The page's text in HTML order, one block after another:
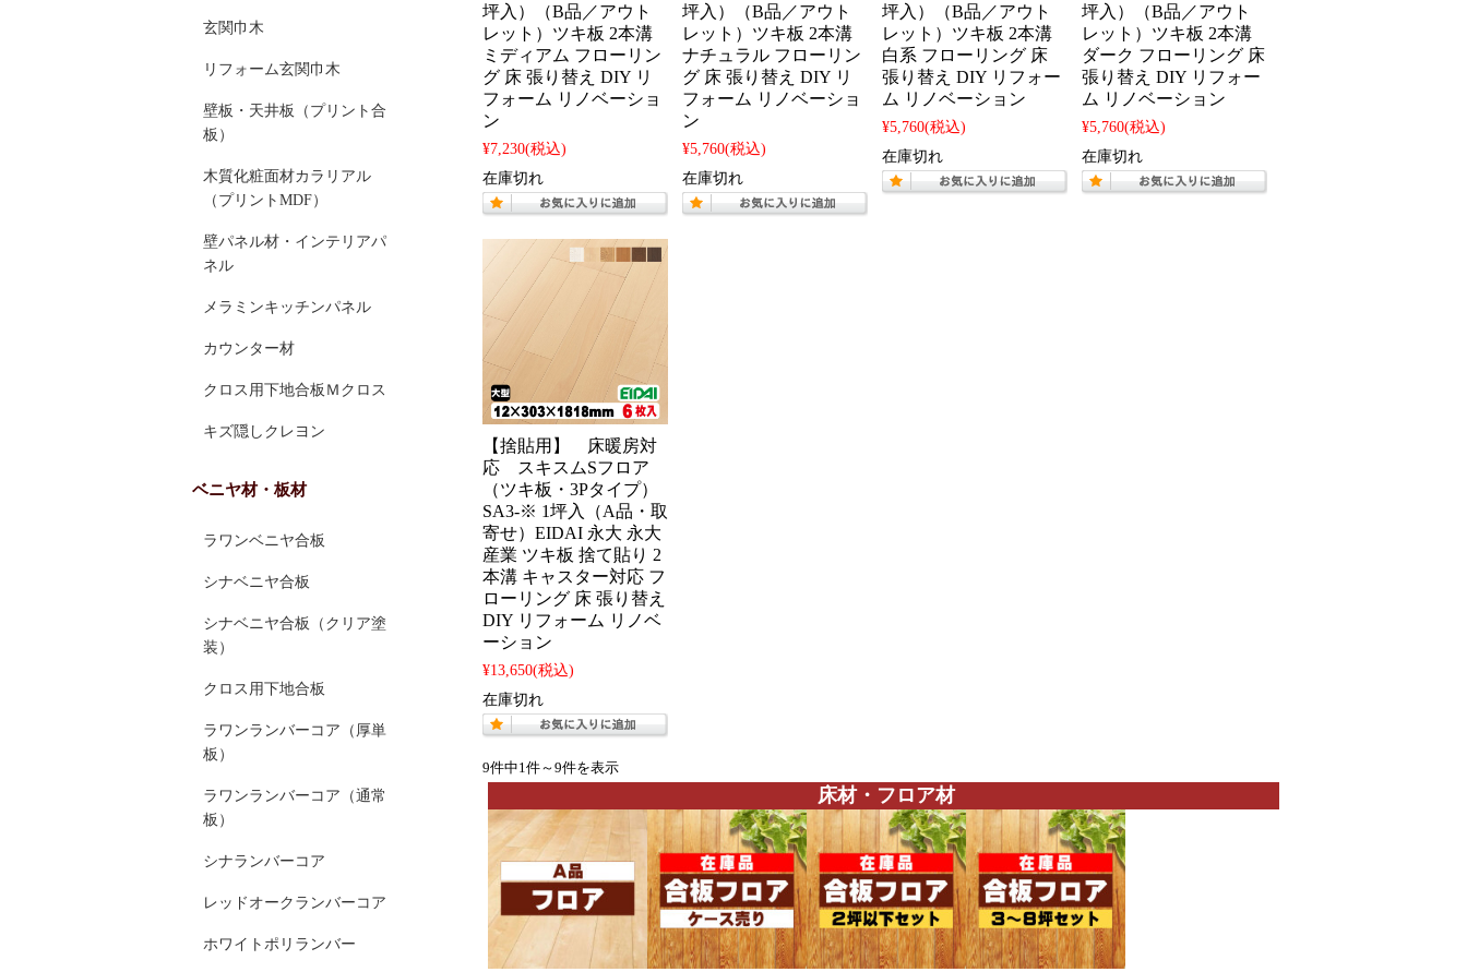
坪入）（B品／アウト
レット）ツキ板 2本溝
ミディアム フローリン
グ 床 張り替え DIY リ
フォーム リノベーショ
ン
¥7,230(税込)
在庫切れ
坪入）（B品／アウト
レット）ツキ板 2本溝
ナチュラル フローリン
グ 床 張り替え DIY リ
フォーム リノベーショ
ン
¥5,760(税込)
在庫切れ
坪入）（B品／アウト
レット）ツキ板 2本溝
白系 フローリング 床
張り替え DIY リフォー
ム リノベーション
¥5,760(税込)
在庫切れ
坪入）（B品／アウト
レット）ツキ板 2本溝
ダーク フローリング 床
張り替え DIY リフォー
ム リノベーション
¥5,760(税込)
在庫切れ
【捨貼用】 床暖房対
応 スキスムSフロア
（ツキ板・3Pタイプ）
SA3-※ 1坪入（A品・取
寄せ）EIDAI 永大 永大
産業 ツキ板 捨て貼り 2
本溝 キャスター対応 フ
ローリング 床 張り替え
DIY リフォーム リノベ
ーション
¥13,650(税込)
在庫切れ
9件中1件～9件を表示
床材・フロア材
玄関巾木
リフォーム玄関巾木
壁板・天井板（プリント合
板）
木質化粧面材カラリアル
（プリントMDF）
壁パネル材・インテリアパ
ネル
メラミンキッチンパネル
カウンター材
クロス用下地合板Ｍクロス
キズ隠しクレヨン
ベニヤ材・板材
ラワンベニヤ合板
シナベニヤ合板
シナベニヤ合板（クリア塗
装）
クロス用下地合板
ラワンランバーコア（厚単
板）
ラワンランバーコア（通常
板）
シナランバーコア
レッドオークランバーコア
ホワイトポリランバー